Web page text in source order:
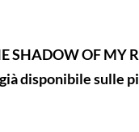
SHADOW OF MY
disponibile sulle